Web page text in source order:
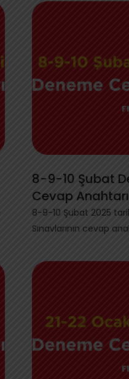
8-9-10 Şubat
Cevap Anahtarı
8-9-10 Şubat 2025